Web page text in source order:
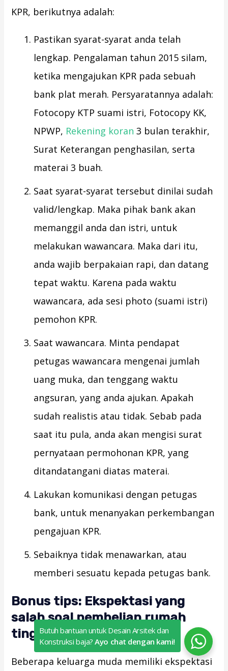
KPR, berikutnya adalah:
Pastikan syarat-syarat anda telah
lengkap. Pengalaman tahun 2015 silam,
ketika mengajukan KPR pada sebuah
bank plat merah. Persyaratannya adalah:
Fotocopy KTP suami istri, Fotocopy KK,
NPWP, Rekening koran 3 bulan terakhir,
Surat Keterangan penghasilan, serta
materai 3 buah.
Saat syarat-syarat tersebut dinilai sudah
valid/lengkap. Maka pihak bank akan
memanggil anda dan istri, untuk
melakukan wawancara. Maka dari itu,
anda wajib berpakaian rapi, dan datang
tepat waktu. Karena pada waktu
wawancara, ada sesi photo (suami istri)
pemohon KPR.
Saat wawancara. Minta pendapat
petugas wawancara mengenai jumlah
uang muka, dan tenggang waktu
angsuran, yang anda ajukan. Apakah
sudah realistis atau tidak. Sebab pada
saat itu pula, anda akan mengisi surat
pernyataan permohonan KPR, yang
ditandatangani diatas materai.
Lakukan komunikasi dengan petugas
bank, untuk menanyakan perkembangan
pengajuan KPR.
Sebaiknya tidak menawarkan, atau
memberi sesuatu kepada petugas bank.
Bonus tips: Ekspektasi yang
salah soal pembelian rumah
tinggal
Beberapa keluarga muda memiliki ekspektasi
Butuh bantuan untuk Desain Arsitek dan
Konstruksi baja?Ayo chat dengan kami!